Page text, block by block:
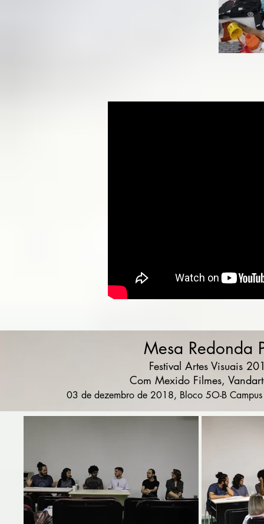
Mesa Redonda
Festival Artes Visuais
Com Mexido Filmes,
03 de dezembro de 2018, Bloco 5O-B